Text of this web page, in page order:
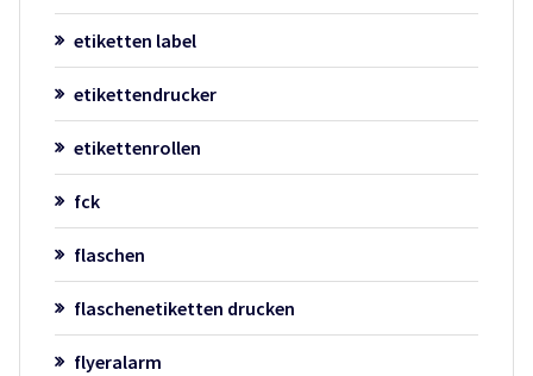
etiketten label
etikettendrucker
etikettenrollen
fck
flaschen
flaschenetiketten drucken
flyeralarm